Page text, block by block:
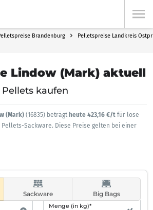
Brandenburg Pelletspreise Landkreis
Lindow (Mark) aktuell
Pellets kaufen
(Mark) (16835) beträgt heute 423,16 €/t für lose
Sackware. Diese Preise gelten bei einer
Sackware Big Bags
Menge (in kg)*